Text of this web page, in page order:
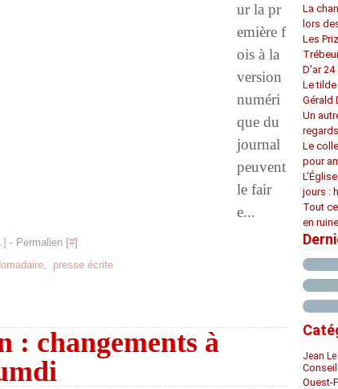
ur la pr
emière f
ois à la
version
numéri
que du
journal
peuvent
le fair
e...
] - Permalien [#]
, presse écrite
: changements à
La
lors
Les
D’ar
Le
Gérald
Un
regards
Le
pour
jours :
Tout
en
Jean Le
Ouest-